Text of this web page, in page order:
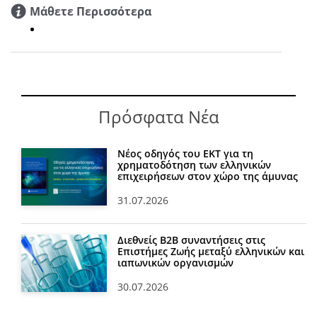
Μάθετε Περισσότερα
Πρόσφατα Νέα
Νέος οδηγός του ΕΚΤ για τη
χρηματοδότηση των ελληνικών
επιχειρήσεων στον χώρο της άμυνας
31.07.2026
Διεθνείς Β2Β συναντήσεις στις
Επιστήμες Ζωής μεταξύ ελληνικών και
ιαπωνικών οργανισμών
30.07.2026